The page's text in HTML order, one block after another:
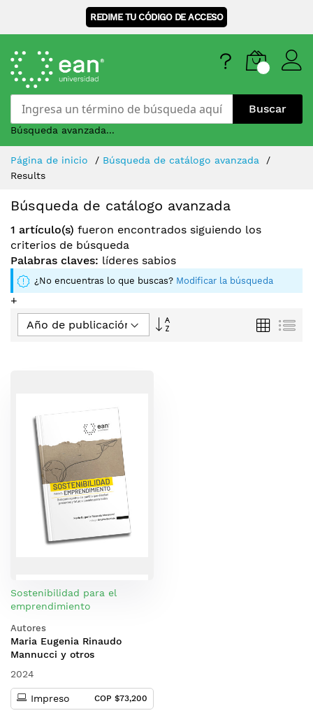
REDIME TU CÓDIGO DE ACCESO
Buscar
Búsqueda avanzada...
Skip
Content
Página de inicio
Búsqueda de catálogo avanzada
Results
Búsqueda de catálogo avanzada
1 artículo(s) fueron encontrados siguiendo los
criterios de búsqueda
Palabras claves: líderes sabios
¿No encuentras lo que buscas? Modificar la búsqueda
+
Fijar
Parrilla
Sostenibilidad para el
emprendimiento
Autores
Maria Eugenia Rinaudo
Mannucci y otros
2024
Impreso COP $73,200